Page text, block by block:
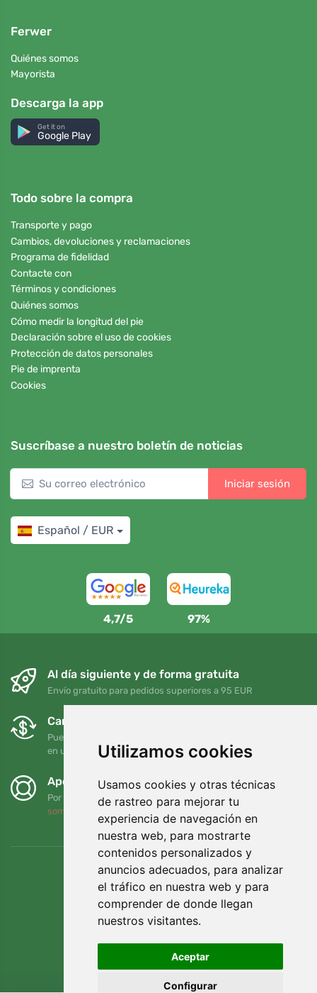
Utilizamos cookies
Usamos cookies y otras técnicas
de rastreo para mejorar tu
experiencia de navegación en
nuestra web, para mostrarte
contenidos personalizados y
anuncios adecuados, para analizar
el tráfico en nuestra web y para
comprender de donde llegan
nuestros visitantes.
Aceptar
Configurar
Ferwer
Quiénes somos
Mayorista
Descarga la app
Get it on
Google Play
Todo sobre la compra
Transporte y pago
Cambios, devoluciones y reclamaciones
Programa de fidelidad
Contacte con
Términos y condiciones
Quiénes somos
Cómo medir la longitud del pie
Declaración sobre el uso de cookies
Protección de datos personales
Pie de imprenta
Cookies
Suscríbase a nuestro boletín de noticias
Iniciar sesión
Español / EUR
4,7/5 97%
Al día siguiente y de forma gratuita
Envío gratuito para pedidos superiores a 95 EUR
Cambios y devoluciones gratuitos
Puede devolver o cambiar su pedido en cualquier momento
en un plazo de 90 días
Apoyamos a Trees.org
Por cada pedido plantamos un árbol. Leer más
somos